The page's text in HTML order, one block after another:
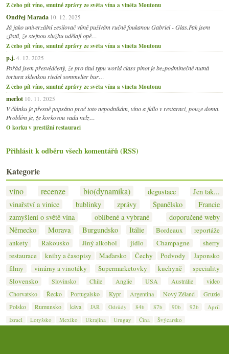
Z čeho pít víno, smutné zprávy ze světa vína a viněta Moutonu
Ondřej Marada 10. 12. 2025
Já jako univerzální zesilovač vůně pužívám ručně foukanou Gabriel - Glas.Pak jsem
zjistil, že stejnou službu udělají opě…
Z čeho pít víno, smutné zprávy ze světa vína a viněta Moutonu
p.j. 4. 12. 2025
Pořád jsem přesvědčený, že pro titul typu world class pinot je bezpodmínečně nutná
tortura sklenkou riedel sommelier bur…
Z čeho pít víno, smutné zprávy ze světa vína a viněta Moutonu
merlot 10. 11. 2025
V článku je přesně popsáno proč toto nepodnikám, víno a jídlo v restaraci, pouze doma.
Problém je, že korkovou vadu nelz…
O korku v prestižní restauraci
Přihlásit k odběru všech komentářů (RSS)
Kategorie
víno recenze bio(dynamika) degustace
Jen tak...
vinařství a vinice
bublinky zprávy Španělsko
Francie
zamyšlení o světě vína
oblíbené a vybrané
doporučené weby
Německo
Morava Burgundsko Itálie Bordeaux
reportáže
ankety
Rakousko Jiný alkohol jídlo Champagne
sherry
restaurace
knihy a časopisy Maďarsko Čechy Podvody
Japonsko
filmy
vinárny a vinotéky Supermarketovky kuchyně
speciality
Slovensko
Slovinsko Chile Anglie USA Austrálie
video
Chorvatsko
Řecko Portugalsko Kypr Argentina Nový Zéland
Gruzie
Polsko
Rumunsko káva JAR Odrůdy 84b 87b 90b 92b
Apríl
Izrael
Lotyšsko Mexiko Ukrajina Urugay Čína Švýcarsko